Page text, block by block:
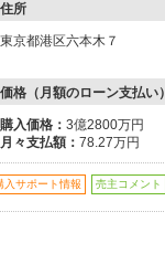
住所
東京都港区六本木７
価格（月額のローン支払い）
購入価格： 3億2800万円
月々支払額： 78.27万円
入サポート情報 売主コメント